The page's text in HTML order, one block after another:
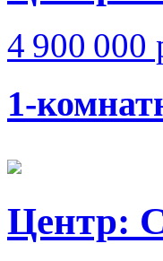
4 900 000
1-
Центр: